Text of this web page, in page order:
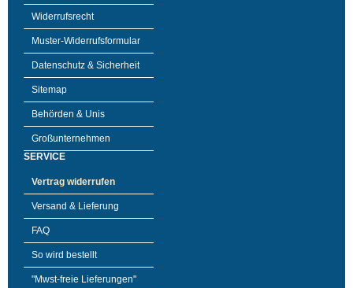
Widerrufsrecht
Muster-Widerrufsformular
Datenschutz & Sicherheit
Sitemap
Behörden & Unis
Großunternehmen
SERVICE
Vertrag widerrufen
Versand & Lieferung
FAQ
So wird bestellt
"Mwst-freie Lieferungen"